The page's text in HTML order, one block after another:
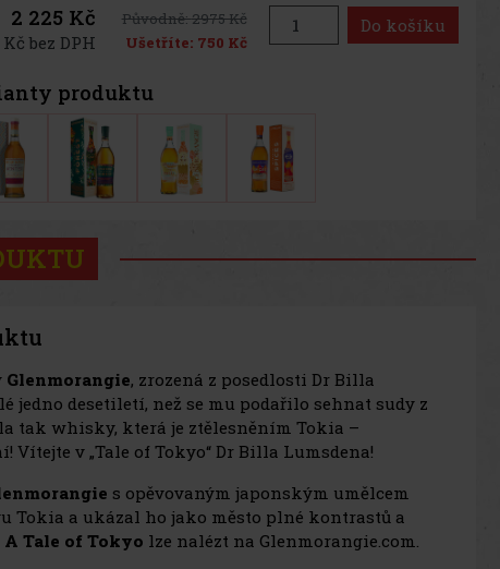
2 225 Kč
Kč bez DPH
Původně:2975 Kč
Ušetříte: 750 Kč
Do košíku
produktu
Glenmorangie, zrozená z posedlosti Dr Billa
jedno desetiletí, než se mu podařilo sehnat sudy z
tak whisky, která je ztělesněním Tokia –
v „Tale of Tokyo“ Dr Billa Lumsdena!
s opěvovaným japonským umělcem
Tokia a ukázal ho jako město plné kontrastů a
A Tale of Tokyo lze nalézt na Glenmorangie.com.